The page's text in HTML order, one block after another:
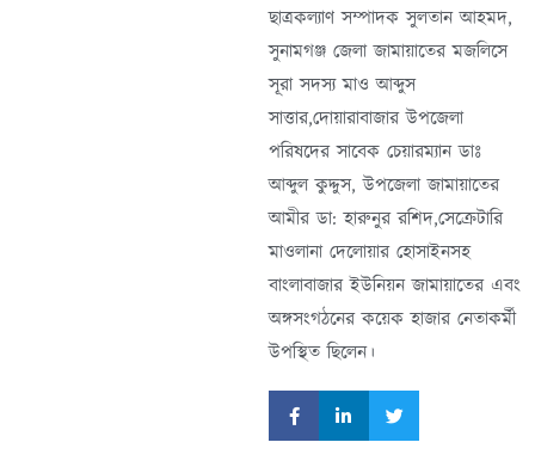
ছাত্রকল্যাণ সম্পাদক সুলতান আহমদ,
সুনামগঞ্জ জেলা জামায়াতের মজলিসে
সূরা সদস্য মাও আব্দুস
সাত্তার,দোয়ারাবাজার উপজেলা
পরিষদের সাবেক চেয়ারম্যান ডাঃ
আব্দুল কুদ্দুস, উপজেলা জামায়াতের
আমীর ডা: হারুনুর রশিদ,সেক্রেটারি
মাওলানা দেলোয়ার হোসাইনসহ
বাংলাবাজার ইউনিয়ন জামায়াতের এবং
অঙ্গসংগঠনের কয়েক হাজার নেতাকর্মী
উপস্থিত ছিলেন।